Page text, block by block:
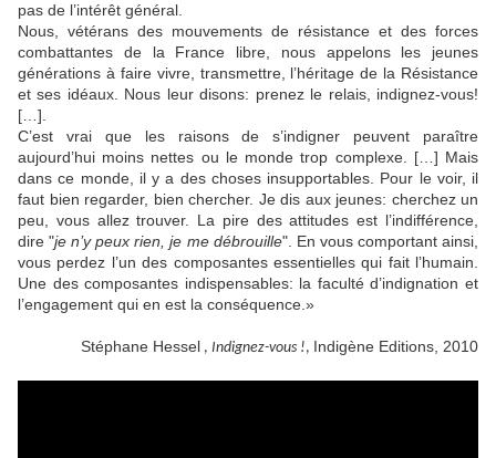
pas de l’intérêt général.
Nous, vétérans des mouvements de résistance et des forces
combattantes de la France libre, nous appelons les jeunes
générations à faire vivre, transmettre, l’héritage de la Résistance
et ses idéaux. Nous leur disons: prenez le relais, indignez-vous!
[…].
C’est vrai que les raisons de s’indigner peuvent paraître
aujourd’hui moins nettes ou le monde trop complexe. […] Mais
dans ce monde, il y a des choses insupportables. Pour le voir, il
faut bien regarder, bien chercher. Je dis aux jeunes: cherchez un
peu, vous allez trouver. La pire des attitudes est l’indifférence,
dire "je n’y peux rien, je me débrouille". En vous comportant ainsi,
vous perdez l’un des composantes essentielles qui fait l’humain.
Une des composantes indispensables: la faculté d’indignation et
l’engagement qui en est la conséquence. »
Stéphane Hessel , Indignez-vous !, Indigène Editions , 2010